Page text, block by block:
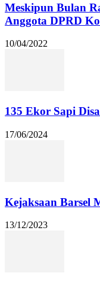
Meskipun Bulan
Anggota DPRD
10/04/2022
135 Ekor Sapi
17/06/2024
Kejaksaan Barsel
13/12/2023